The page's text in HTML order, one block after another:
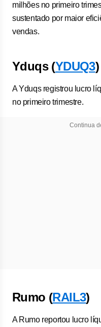
milhões no primeiro
sustentado por maior
vendas.
Yduqs (YDUQ3)
A Yduqs registrou lucro
no primeiro trimestre.
Continua
Rumo (RAIL3)
A Rumo reportou lucro